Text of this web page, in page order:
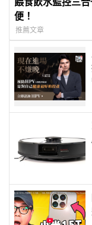
便！
推薦文章